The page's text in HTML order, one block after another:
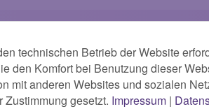
technischen Betrieb der Website
den Komfort bei Benutzung dieser
mit anderen Websites und sozialen
gesetzt. Impressum |